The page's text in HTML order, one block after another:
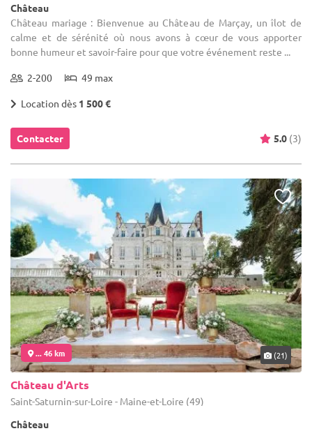
Château
Château mariage : Bienvenue au Château de Marçay, un îlot de
calme et de sérénité où nous avons à cœur de vous apporter
bonne humeur et savoir-faire pour que votre événement reste ...
2-200 49 max
Location dès 1 500 €
Contacter 5.0 (3)
... 46 km (21)
Château d'Arts
Saint-Saturnin-sur-Loire - Maine-et-Loire (49)
Château